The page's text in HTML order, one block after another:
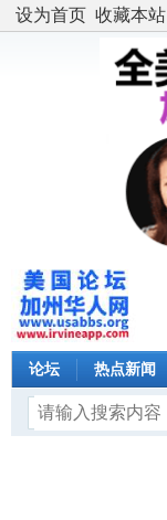
设为首页 收藏本站
论坛 热点新闻